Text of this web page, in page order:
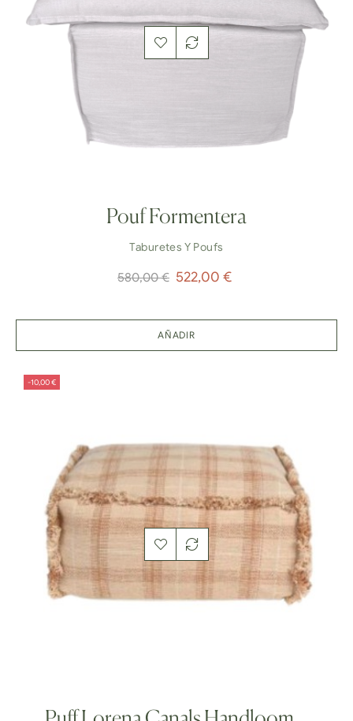
Pouf Formentera
Taburetes Y Poufs
Precio
580,00 € Precio
522,00 €
AÑADIR
-10,00 €